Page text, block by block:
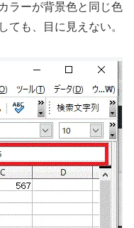
ラーが背景色と同じ色
ても、目に見えない。